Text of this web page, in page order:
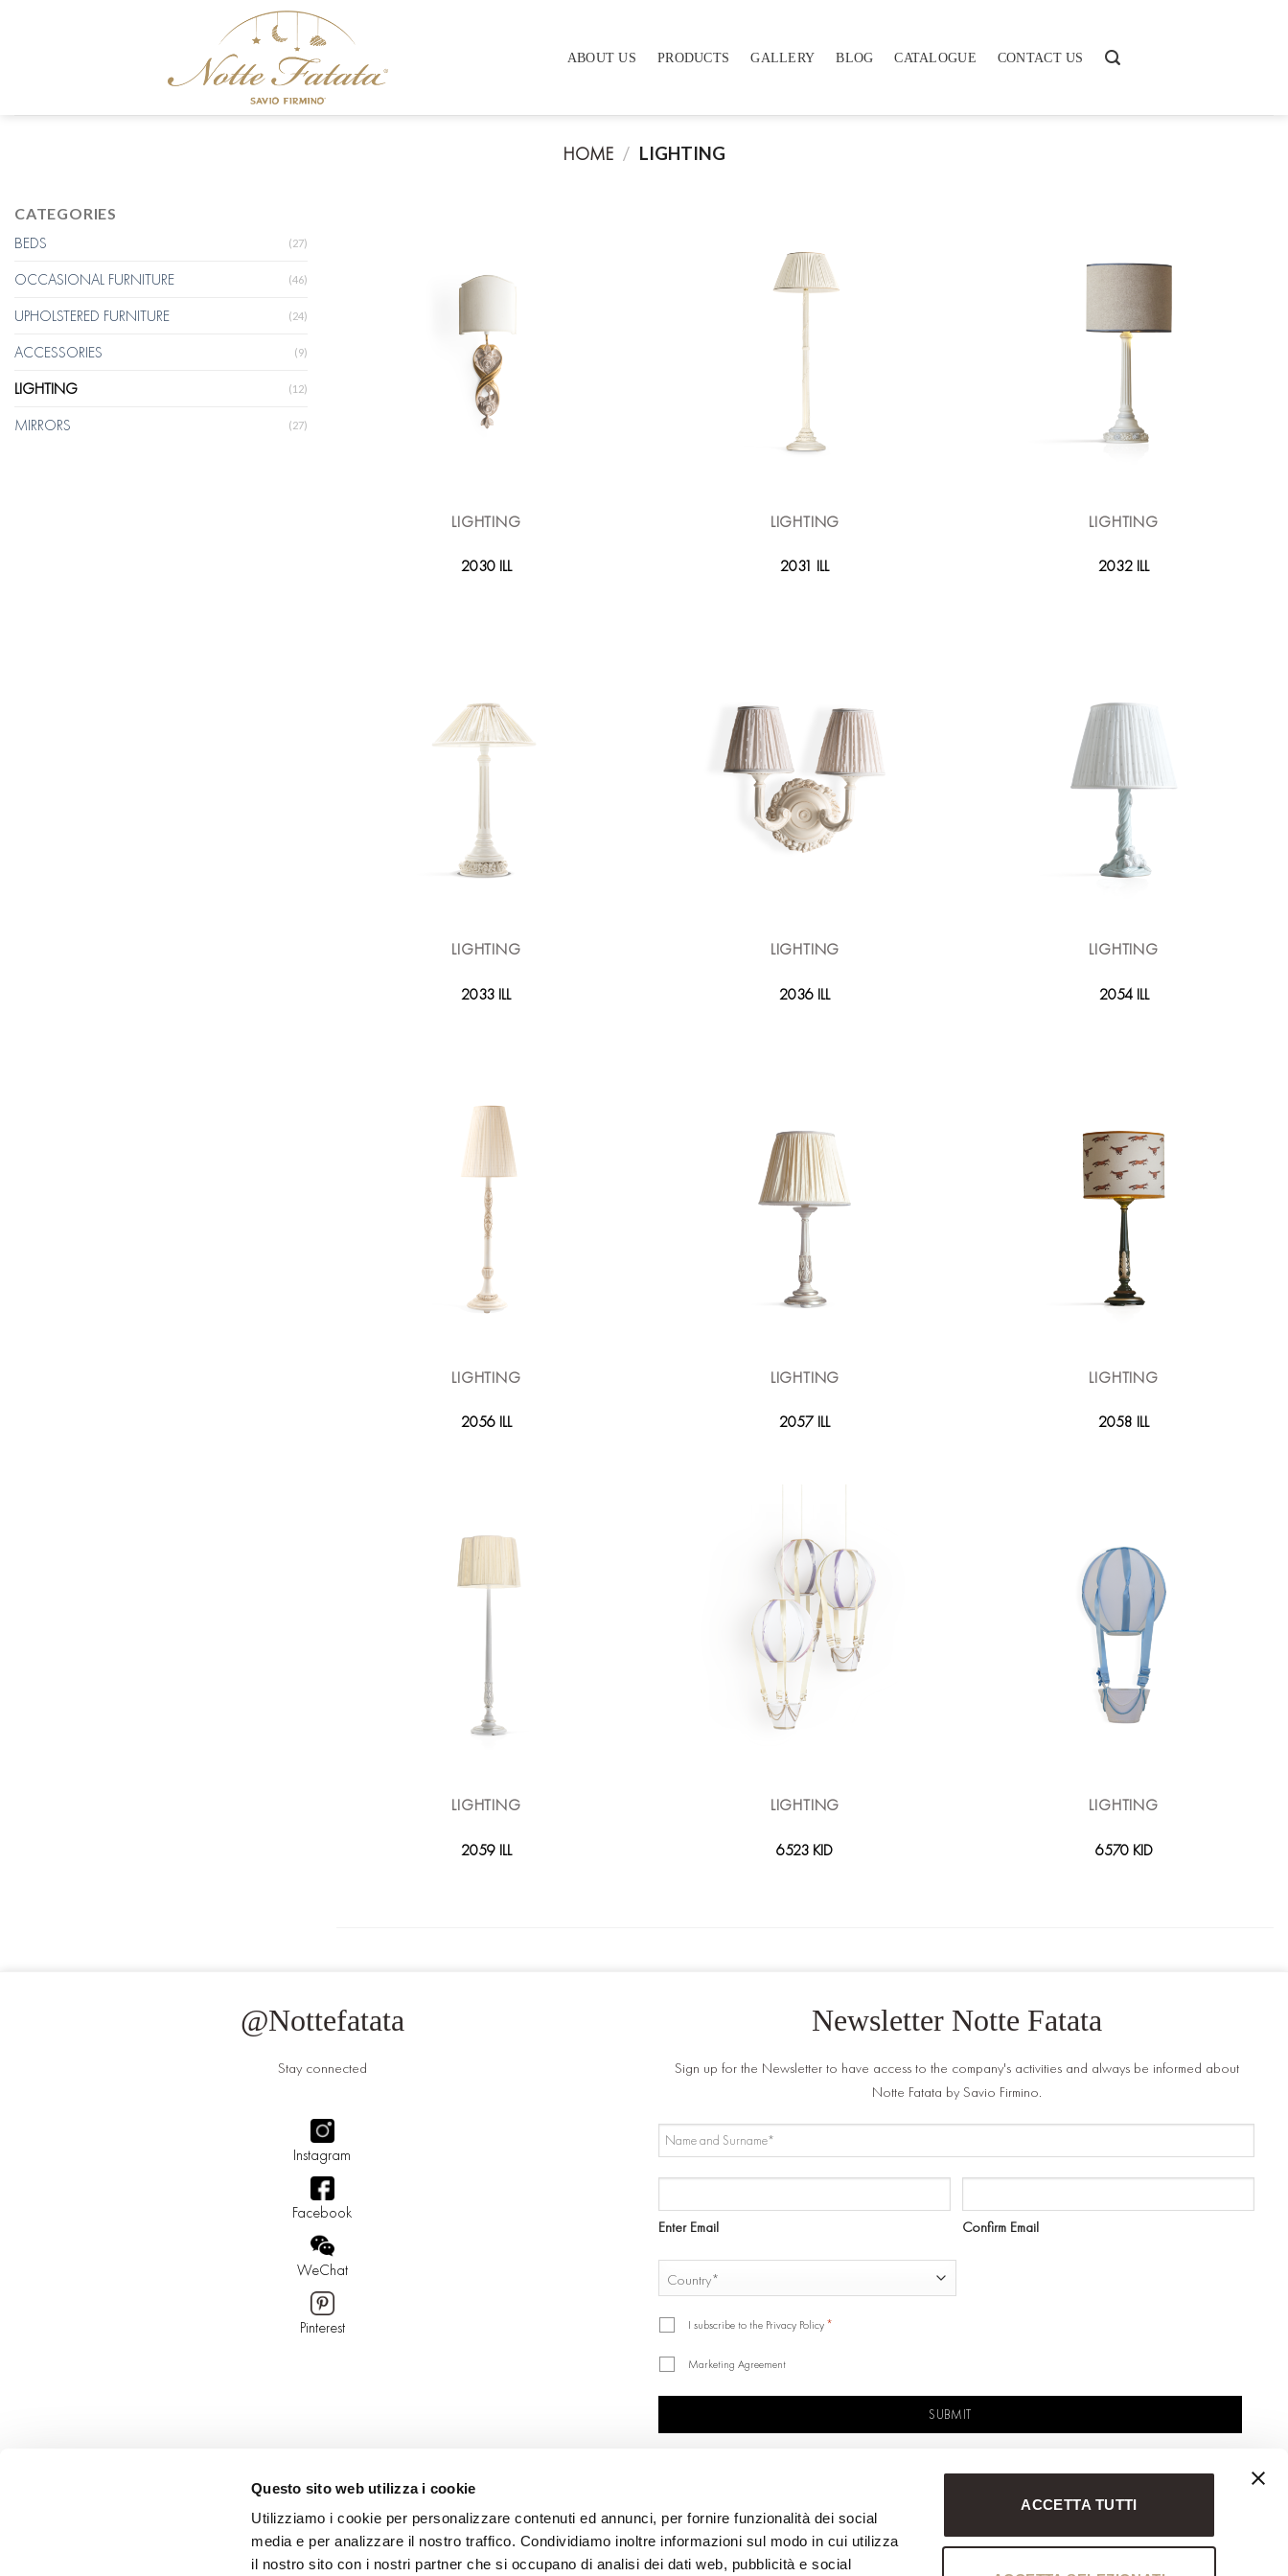
Questo sito web utilizza i cookie
Utilizziamo i cookie per personalizzare contenuti ed annunci, per fornire funzionalità dei social
media e per analizzare il nostro traffico. Condividiamo inoltre informazioni sul modo in cui utilizza
il nostro sito con i nostri partner che si occupano di analisi dei dati web, pubblicità e social
ACCETTA TUTTI
ABOUT US PRODUCTS GALLERY BLOG CATALOGUE CONTACT US
HOME / LIGHTING
CATEGORIES
BEDS (27)
OCCASIONAL FURNITURE (46)
UPHOLSTERED FURNITURE (24)
ACCESSORIES (9)
LIGHTING (12)
MIRRORS (27)
LIGHTING
2030 ILL
LIGHTING
2031 ILL
LIGHTING
2032 ILL
LIGHTING
2033 ILL
LIGHTING
2036 ILL
LIGHTING
2054 ILL
LIGHTING
2056 ILL
LIGHTING
2057 ILL
LIGHTING
2058 ILL
LIGHTING
2059 ILL
LIGHTING
6523 KID
LIGHTING
6570 KID
@Nottefatata
Stay connected
Instagram
Facebook
WeChat
Pinterest
Newsletter Notte Fatata
Sign up for the Newsletter to have access to the company's activities and always be informed about
Notte Fatata by Savio Firmino.
NAME
AND
SURNAME
*
EMAIL
*
Enter Email Confirm Email
COUNTRY
*
* I subscribe to the Privacy Policy*
Marketing Agreement
CAPTCHA